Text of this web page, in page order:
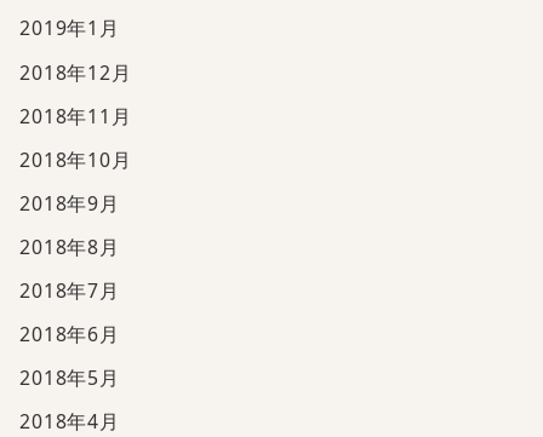
2019年1月
2018年12月
2018年11月
2018年10月
2018年9月
2018年8月
2018年7月
2018年6月
2018年5月
2018年4月